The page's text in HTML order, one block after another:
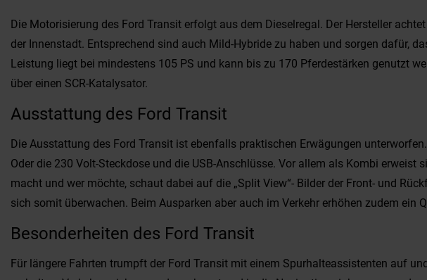
Die Motorisierung des Ford Transit erfolgt aus dem Dieselregal. Der Hersteller
der Innenstadt. Entsprechend sind auch Mild-Hybride zu haben und sorgen dafür,
Leistung liegt bei mindestens 105 PS und kann bis zu 170 Pferdestärken genutzt
über einen SCR-Katalysator.
Ausstattung des Ford Transit
Die Ausstattung des Ford Transit ist ebenfalls praktischen Erwägungen
Oder die 230 Volt-Steckdose und die USB-Anschlüsse. Vor allem als Kombi
macht und wer möchte, schaut dabei auf die „Split View“- Bilder der Front- und
sich somit überwachen. Beim Ausparken aber auch im Verkehr erhöhen zudem ein
Besonderheiten des Ford Transit
Für längere Fahrten trumpft der Ford Transit mit einem Spurhalteassistenten auf